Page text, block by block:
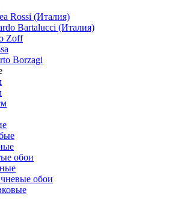
Rossi (Италия)
Bartalucci (Италия)
Zoff
Borzagi
обои
обои